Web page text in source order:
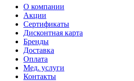
О компании
Акции
Сертификаты
Дисконтная карта
Бренды
Доставка
Оплата
Мед. услуги
Контакты